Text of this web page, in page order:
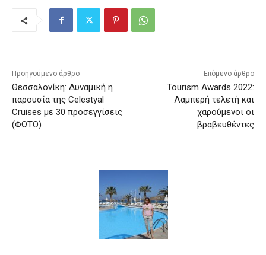
Προηγούμενο άρθρο
Θεσσαλονίκη: Δυναμική η
παρουσία της Celestyal
Cruises με 30 προσεγγίσεις
(ΦΩΤΟ)
Επόμενο άρθρο
Tourism Awards 2022:
Λαμπερή τελετή και
χαρούμενοι οι
βραβευθέντες